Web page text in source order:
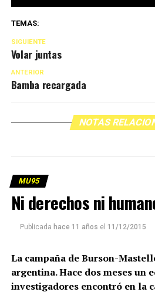
TEMAS:
SIGUIENTE
Volar juntas
ANTERIOR
Bamba recargada
NOTAS
MU95
Ni derechos ni
Publicada hace 11 años el 11/12/2015
La campaña de Burson-
argentina. Hace dos meses un
investigadores encontró en la